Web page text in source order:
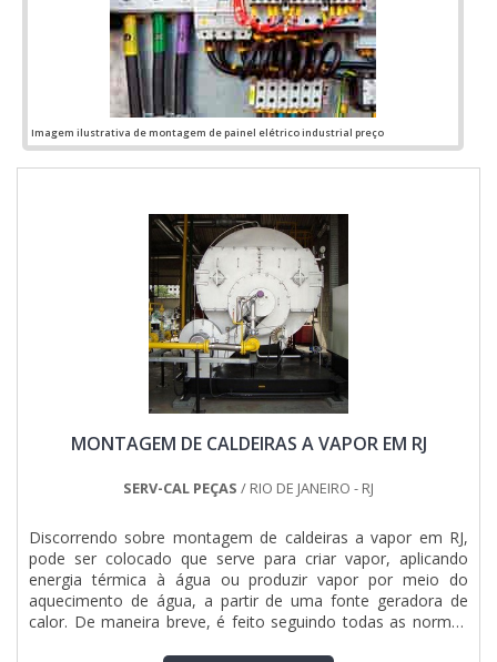
Imagem ilustrativa de montagem de painel elétrico industrial preço
MONTAGEM DE CALDEIRAS A VAPOR EM RJ
SERV-CAL PEÇAS / RIO DE JANEIRO - RJ
Discorrendo sobre montagem de caldeiras a vapor em RJ,
pode ser colocado que serve para criar vapor, aplicando
energia térmica à água ou produzir vapor por meio do
aquecimento de água, a partir de uma fonte geradora de
calor. De maneira breve, é feito seguindo todas as normas